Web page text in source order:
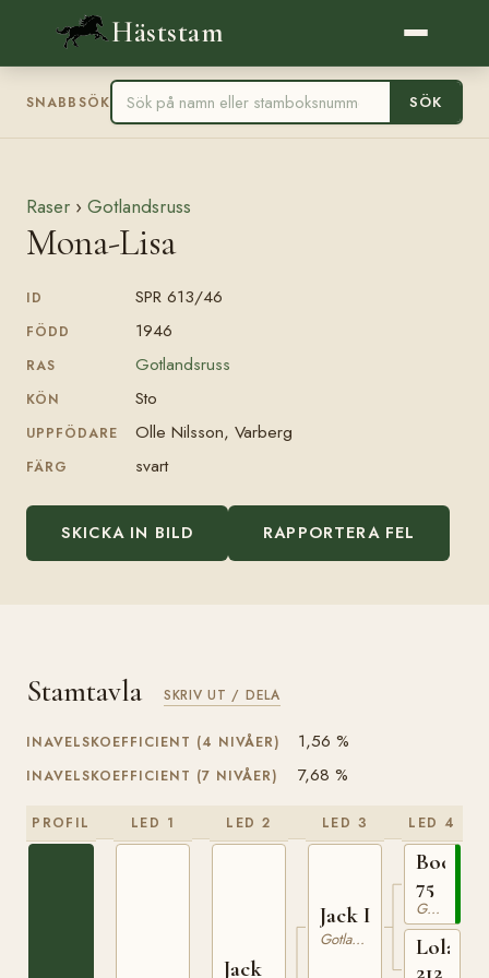
Häststam
SNABBSÖK SÖK
Raser › Gotlandsruss
Mona-Lisa
ID SPR 613/46
FÖDD 1946
RAS Gotlandsruss
KÖN Sto
UPPFÖDARE Olle Nilsson, Varberg
FÄRG svart
SKICKA IN BILD RAPPORTERA FEL
Stamtavla SKRIV UT / DELA
INAVELSKOEFFICIENT (4 NIVÅER) 1,56 %
INAVELSKOEFFICIENT (7 NIVÅER) 7,68 %
PROFIL LED 1 LED 2
Jack
LED 3
Jack I
Gotlandsruss
LED 4
Bocack
75
Gotlandsruss
Lola
212